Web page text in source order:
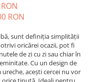
RON
sunt definiția simplității
oricărei ocazii, pot fi
de zi cu zi sau chiar în
Cu un design de
acești cercei nu vor